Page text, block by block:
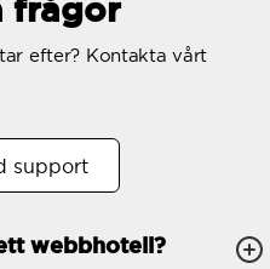
Obegränsat
frågor
efter? Kontakta vårt
support
webbhotell?